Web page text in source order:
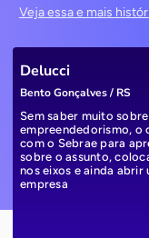
Veja essa e mais
Delucci
Bento Gonçalves / RS
Sem saber muito sobre
empreendedorismo, o
com o Sebrae para
sobre o assunto,
nos eixos e ainda abrir
empresa